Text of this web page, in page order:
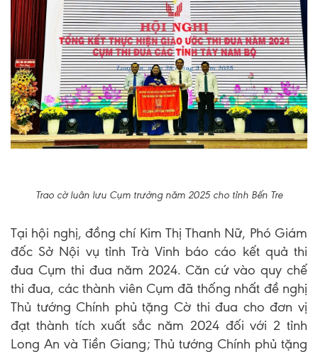
Trao cờ luân lưu Cụm trưởng năm 2025 cho tỉnh Bến Tre
Tại hội nghị, đồng chí Kim Thị Thanh Nữ, Phó Giám
đốc Sở Nội vụ tỉnh Trà Vinh báo cáo kết quả thi
đua Cụm thi đua năm 2024. Căn cứ vào quy chế
thi đua, các thành viên Cụm đã thống nhất đề nghị
Thủ tướng Chính phủ tặng Cờ thi đua cho đơn vị
đạt thành tích xuất sắc năm 2024 đối với 2 tỉnh
Long An và Tiền Giang; Thủ tướng Chính phủ tặng